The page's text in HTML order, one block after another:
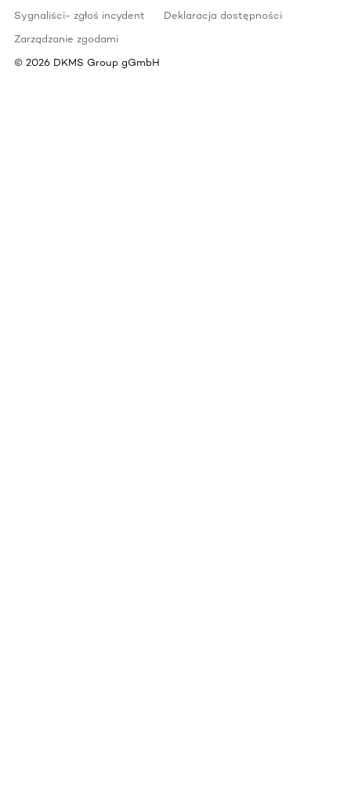
Sygnaliści- zgłoś incydent
Deklaracja dostępności
Zarządzanie zgodami
© 2026 DKMS Group gGmbH